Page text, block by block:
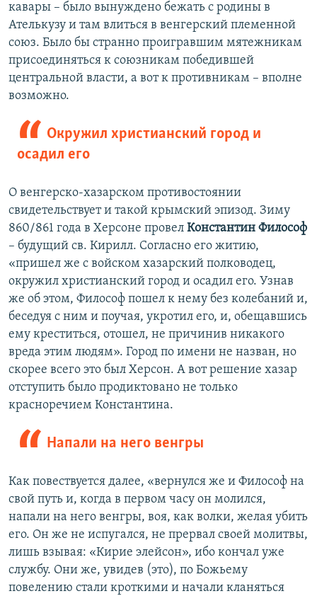
кавары – было вынуждено бежать с родины в
Ателькузу и там влиться в венгерский племенной
союз. Было бы странно проигравшим мятежникам
присоединяться к союзникам победившей
центральной власти, а вот к противникам – вполне
возможно.
Окружил христианский город и
осадил его
О венгерско-хазарском противостоянии
свидетельствует и такой крымский эпизод. Зиму
860/861 года в Херсоне провел Константин Философ
– будущий св. Кирилл. Согласно его житию,
«пришел же с войском хазарский полководец,
окружил христианский город и осадил его. Узнав
же об этом, Философ пошел к нему без колебаний и,
беседуя с ним и поучая, укротил его, и, обещавшись
ему креститься, отошел, не причинив никакого
вреда этим людям». Город по имени не назван, но
скорее всего это был Херсон. А вот решение хазар
отступить было продиктовано не только
красноречием Константина.
Напали на него венгры
Как повествуется далее, «вернулся же и Философ на
свой путь и, когда в первом часу он молился,
напали на него венгры, воя, как волки, желая убить
его. Он же не испугался, не прервал своей молитвы,
лишь взывая: «Кирие элейсон», ибо кончал уже
службу. Они же, увидев (это), по Божьему
повелению стали кроткими и начали кланяться